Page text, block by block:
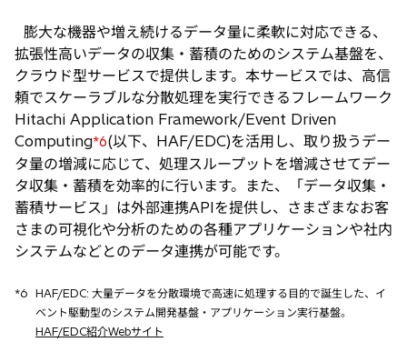
膨大な機器や増え続けるデータ量に柔軟に対応できる、
拡張性高いデータの収集・蓄積のためのシステム基盤を、
クラウド型サービスで提供します。本サービスでは、高信
頼でスケーラブルな分散処理を実行できるフレームワーク
Hitachi Application Framework/Event Driven
Computing*6(以下、HAF/EDC)を活用し、取り扱うデー
タ量の増減に応じて、処理スループットを増減させてデー
タ収集・蓄積を効率的に行います。また、「データ収集・
蓄積サービス」は外部連携APIを提供し、さまざまなお客
さまの可視化や分析のための各種アプリケーションや社内
システムなどとのデータ連携が可能です。
*6 HAF/EDC: 大量データを分散環境で高速に処理する目的で誕生した、イ
ベント駆動型のシステム開発基盤・アプリケーション実行基盤。
HAF/EDC紹介Webサイト